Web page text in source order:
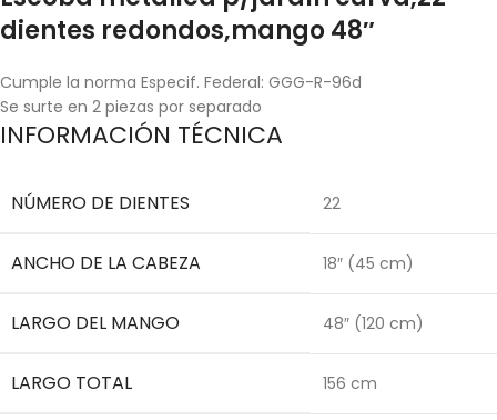
dientes redondos,mango 48″
Cumple la norma Especif. Federal: GGG-R-96d
Se surte en 2 piezas por separado
INFORMACIÓN TÉCNICA
NÚMERO DE DIENTES 22
ANCHO DE LA CABEZA 18″ (45 cm)
LARGO DEL MANGO 48″ (120 cm)
LARGO TOTAL 156 cm